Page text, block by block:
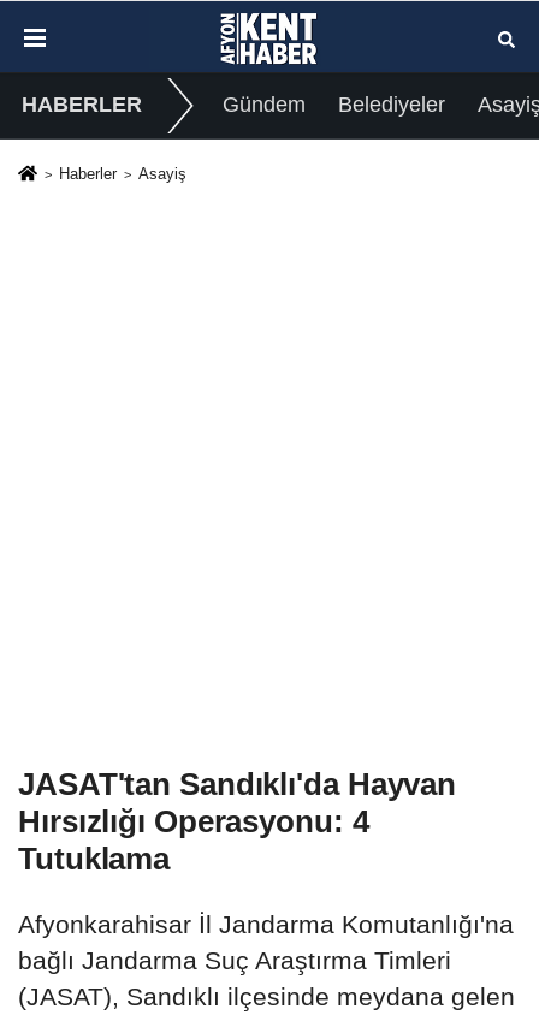
HABERLER Gündem Belediyeler
Haberler Asayiş
JASAT'tan Sandıklı'da Hayvan
Hırsızlığı Operasyonu: 4
Tutuklama
Afyonkarahisar İl Jandarma Komutanlığı'na
bağlı Jandarma Suç Araştırma Timleri
(JASAT), Sandıklı ilçesinde meydana gelen